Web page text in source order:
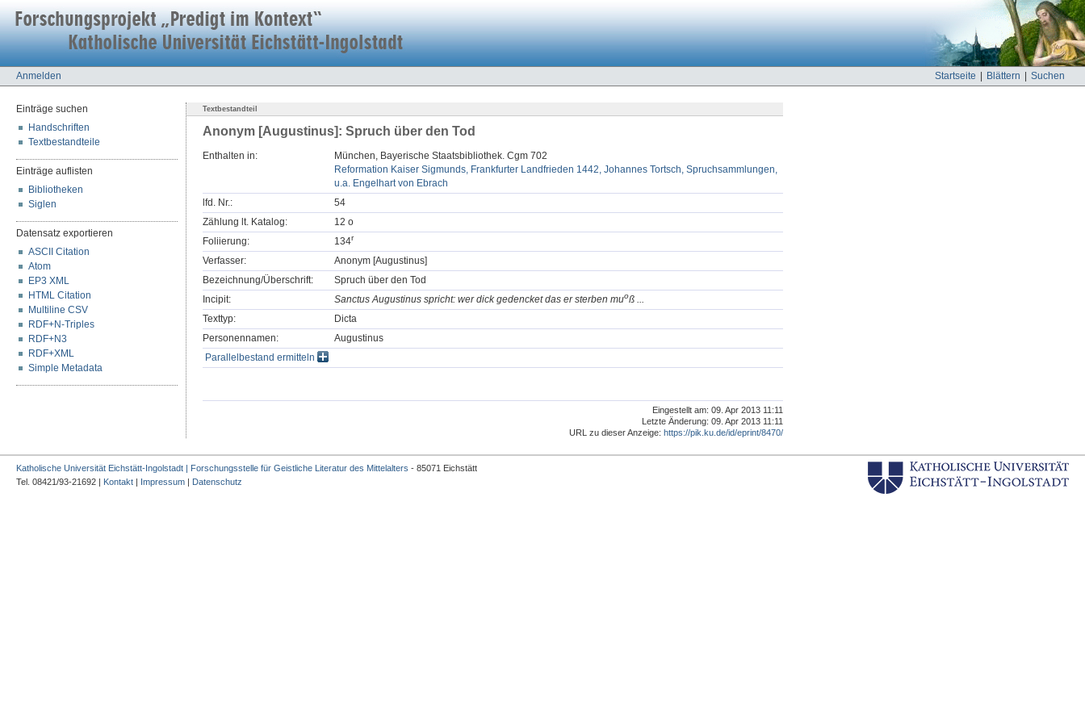
Startseite Blättern Suchen
Anmelden
Einträge suchen
Handschriften
Textbestandteile
Einträge auflisten
Bibliotheken
Siglen
Datensatz exportieren
ASCII Citation
Atom
EP3 XML
HTML Citation
Multiline CSV
RDF+N-Triples
RDF+N3
RDF+XML
Simple Metadata
Textbestandteil
Anonym [Augustinus]: Spruch über den Tod
Enthalten in:
München, Bayerische Staatsbibliothek. Cgm 702
Reformation Kaiser Sigmunds, Frankfurter Landfrieden 1442, Johannes Tortsch, Spruchsammlungen,
u.a. Engelhart von Ebrach
lfd. Nr.:
54
Zählung lt. Katalog:
12 o
Foliierung:
134r
Verfasser:
Anonym [Augustinus]
Bezeichnung/Überschrift:
Spruch über den Tod
Incipit:
Sanctus Augustinus spricht: wer dick gedencket das er sterben muoß ...
Texttyp:
Dicta
Personennamen:
Augustinus
Parallelbestand ermitteln
Eingestellt am: 09. Apr 2013 11:11
Letzte Änderung: 09. Apr 2013 11:11
URL zu dieser Anzeige: https://pik.ku.de/id/eprint/8470/
Katholische Universität Eichstätt-Ingolstadt | Forschungsstelle für Geistliche Literatur des Mittelalters - 85071 Eichstätt
Tel. 08421/93-21692 | Kontakt | Impressum | Datenschutz